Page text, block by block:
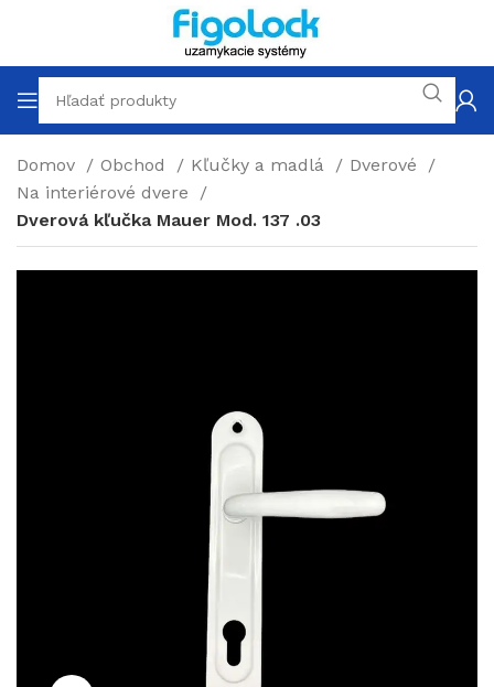
Domov Obchod Kľučky a madlá
Dverové
Na interiérové dvere
Dverová kľučka Mauer Mod. 137 .03